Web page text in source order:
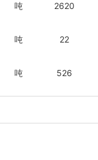
吨 2620
吨 22
吨 526